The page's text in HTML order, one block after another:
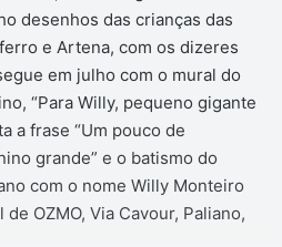
desenhos das crianças das
e Artena, com os dizeres
em julho com o mural do
“Para Willy, pequeno gigante
a frase “Um pouco de
grande” e o batismo do
com o nome Willy Monteiro
OZMO, Via Cavour, Paliano,